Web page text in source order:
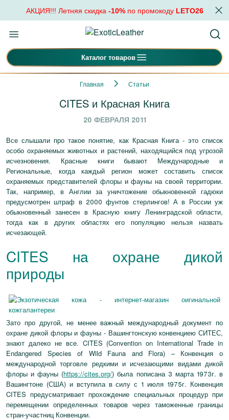
АКЦИЯ!!! Летняя скидка -10%по промокоду LETO26
Каталог товаров
Главная Статьи
CITES и Красная Книга
20 ФЕВРАЛЯ 2011
Все слышали про такое понятие, как Красная Книга - это список
особо охраняемых животных и растений, находящийся под угрозой
исчезновения. Красные книги бывают Международные и
Региональные, когда каждый регион может составить список
охраняемых представителей флоры и фауны на своей территории.
Так, например, в Англии за уничтожение обыкновенной гадюки
предусмотрен штраф в 2000 фунтов стерлингов! А в России уж
обыкновенный занесен в Красную книгу Ленинградской области,
тогда как в других областях его популяцию нельзя назвать
исчезающей.
CITES на охране дикой
природы
Зато про другой, не менее важный международный документ по
охране дикой флоры и фауны - Вашингтонскую конвенциею СИТЕС,
знают далеко не все. CITES (Convention on International Trade in
Endangered Species of Wild Fauna and Flora) – Конвенция о
международной торговле редкими и исчезающими видами дикой
флоры и фауны (https://cites.org/) была пописана 3 марта 1973г. в
Вашингтоне (США) и вступила в силу с 1 июля 1975г. Конвенция
CITES предусматривает прохождение специальных процедур при
перемещении определенных товаров через таможенные границы
стран-участниц Конвенции.